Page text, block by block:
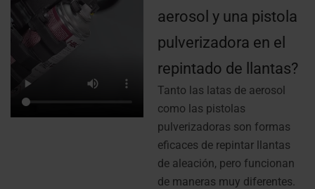
aerosol y una pistola
pulverizadora en el
repintado de llantas?
Tanto las latas de aerosol
como las pistolas
pulverizadoras son formas
eficaces de repintar llantas
de aleación, pero funcionan
de maneras muy diferentes.